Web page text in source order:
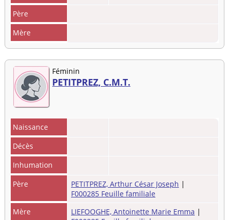
Père
Mère
Féminin
PETITPREZ, C.M.T.
Naissance
Décès
Inhumation
Père
PETITPREZ, Arthur César Joseph |
F000285 Feuille familiale
Mère
LIEFOOGHE, Antoinette Marie Emma |